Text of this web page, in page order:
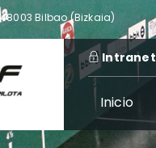
Bilbao (Bizkaia)
Intranet
Inicio